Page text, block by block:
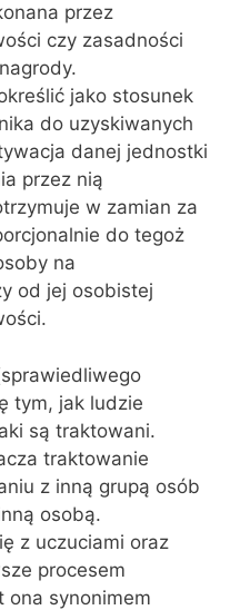
przez
czy zasadności
jako stosunek
do uzyskiwanych
danej jednostki
przez nią
w zamian za
do tegoż
na
od jej osobistej
tym, jak ludzie
są traktowani.
traktowanie
z inną grupą osób
osobą.
z uczuciami oraz
procesem
ona synonimem